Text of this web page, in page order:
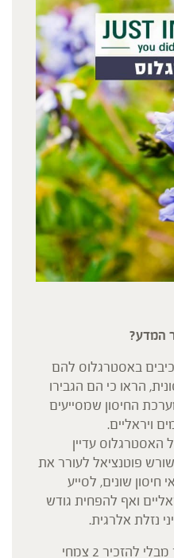
המדע?
באסטרגלוס להם
הראו כי הם הגבירו
החיסון שמסייעים
ויראליים.
האסטרגלוס עדיין
פוטנציאל לעורר את
חיסון שונים, לסייע
ואף להפחית גודש
נזלת אלרגית.
ואי אפשר לסיים את המאמר מבלי להזכיר 2 צמחי